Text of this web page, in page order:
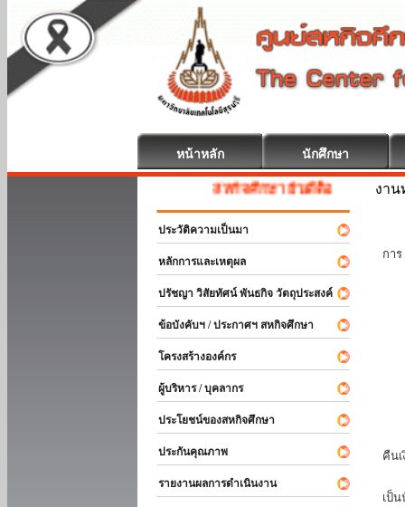
หน้าหลัก นักศึกษา
สหกิจศึกษา ยินดีต้อนรับ
ประวัติความเป็นมา
หลักการและเหตุผล
ปรัชญา วิสัยทัศน์ พันธกิจ วัตถุประสงค์
ข้อบังคับฯ / ประกาศฯ สหกิจศึกษา
โครงสร้างองค์กร
ผู้บริหาร / บุคลากร
ประโยชน์ของสหกิจศึกษา
ประกันคุณภาพ
รายงานผลการดำเนินงาน
งา
กา
คืน
เป็